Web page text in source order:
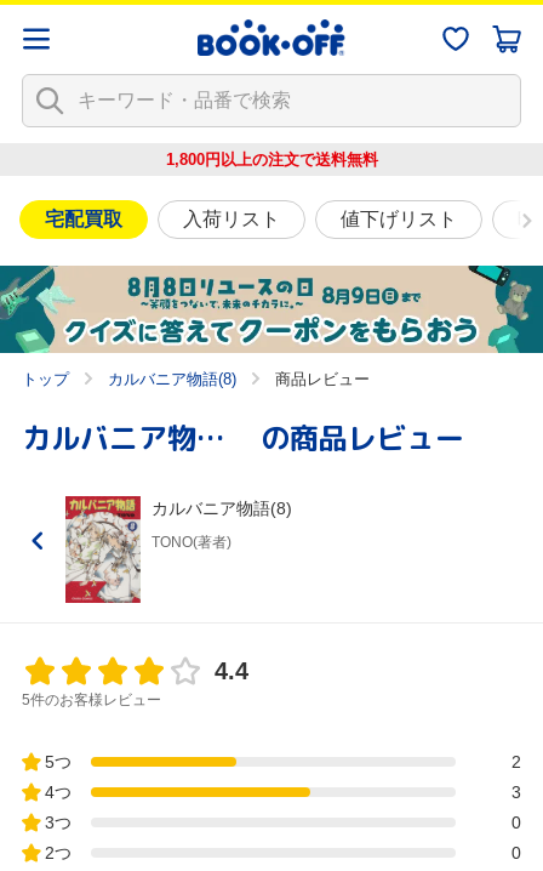
1,800円以上の注文で送料無料
宅配買取 入荷リスト 値下げリスト
トップ カルバニア物語(8) 商品レビュー
カルバニア物語(8) の商品レビュー
カルバニア物語(8)
TONO(著者)
4.4
5件のお客様レビュー
5つ
2
4つ
3
3つ
0
2つ
0